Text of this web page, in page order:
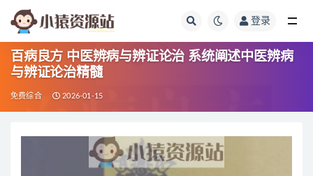
登录
百病良方 中医辨病与辨证论治 系统阐述中医辨病
与辨证论治精髓
免费综合 2026-01-15